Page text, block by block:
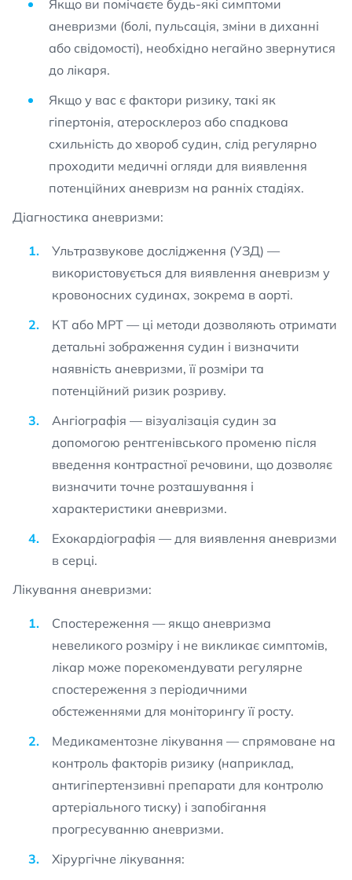
Якщо ви помічаєте будь-які симптоми
аневризми (болі, пульсація, зміни в диханні
або свідомості), необхідно негайно звернутися
до лікаря.
Якщо у вас є фактори ризику, такі як
гіпертонія, атеросклероз або спадкова
схильність до хвороб судин, слід регулярно
проходити медичні огляди для виявлення
потенційних аневризм на ранніх стадіях.
Діагностика аневризми:
Ультразвукове дослідження (УЗД) —
використовується для виявлення аневризм у
кровоносних судинах, зокрема в аорті.
КТ або МРТ — ці методи дозволяють отримати
детальні зображення судин і визначити
наявність аневризми, її розміри та
потенційний ризик розриву.
Ангіографія — візуалізація судин за
допомогою рентгенівського променю після
введення контрастної речовини, що дозволяє
визначити точне розташування і
характеристики аневризми.
Ехокардіографія — для виявлення аневризми
в серці.
Лікування аневризми:
Спостереження — якщо аневризма
невеликого розміру і не викликає симптомів,
лікар може порекомендувати регулярне
спостереження з періодичними
обстеженнями для моніторингу її росту.
Медикаментозне лікування — спрямоване на
контроль факторів ризику (наприклад,
антигіпертензивні препарати для контролю
артеріального тиску) і запобігання
прогресуванню аневризми.
Хірургічне лікування: